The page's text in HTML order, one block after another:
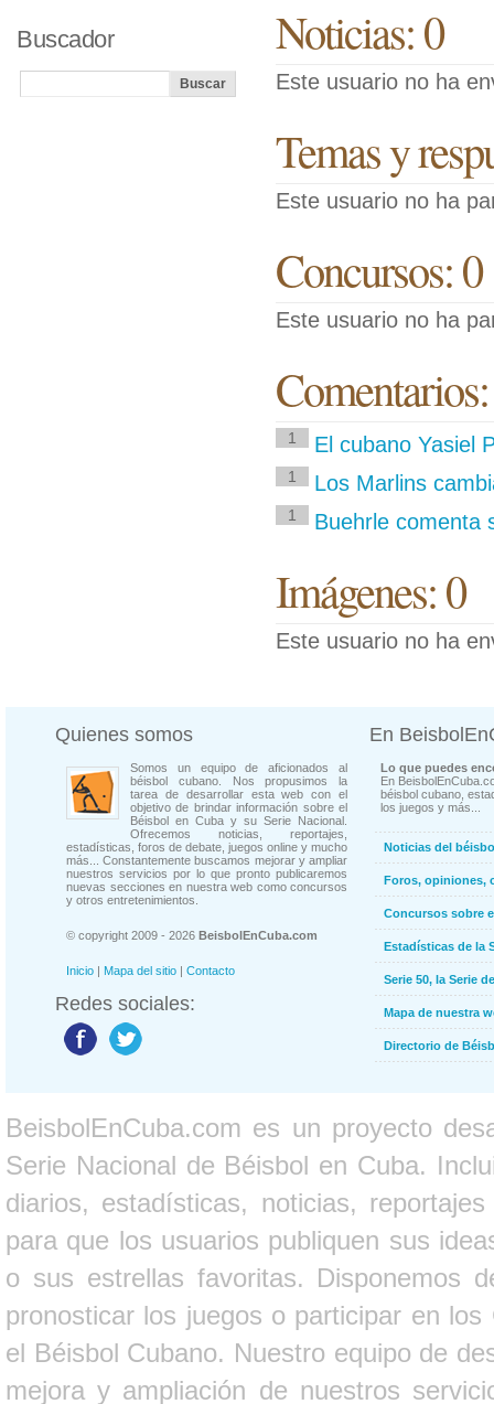
Noticias: 0
Este usuario no ha
Temas y
Este usuario no ha
Concursos: 0
Este usuario no ha
1 El cubano Yasiel
1 Los Marlins
1 Buehrle comenta
Imágenes: 0
Este usuario no ha
Buscador
Quienes somos
Somos un equipo de aficionados al
béisbol cubano. Nos propusimos la
tarea de desarrollar esta web con el
objetivo de brindar información sobre el
Béisbol en Cuba y su Serie Nacional.
Ofrecemos noticias, reportajes,
estadísticas, foros de debate, juegos online y mucho
más... Constantemente buscamos mejorar y ampliar
nuestros servicios por lo que pronto publicaremos
nuevas secciones en nuestra web como concursos
y otros entretenimientos.
© copyright 2009 - 2026 BeisbolEnCuba.com
Inicio | Mapa del sitio | Contacto
Redes sociales:
En
Lo que puedes
En
béisbol cubano,
los juegos y más...
Noticias del
Foros, opiniones,
Concursos sobre
Estadísticas de la
Serie 50, la Serie
Mapa de nuestra
Directorio de
BeisbolEnCuba.com es un proyecto
Serie Nacional de Béisbol en Cuba.
diarios, estadísticas, noticias,
para que los usuarios publiquen sus
o sus estrellas favoritas. Disponemos
pronosticar los juegos o participar en
el Béisbol Cubano. Nuestro equipo de
mejora y ampliación de nuestros